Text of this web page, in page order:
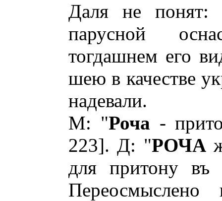
Даля не понят:
парусной
тогдашнем его
шею в качестве
надевали.
М: "Роча -
223]. Д: "РОЧА
для притону